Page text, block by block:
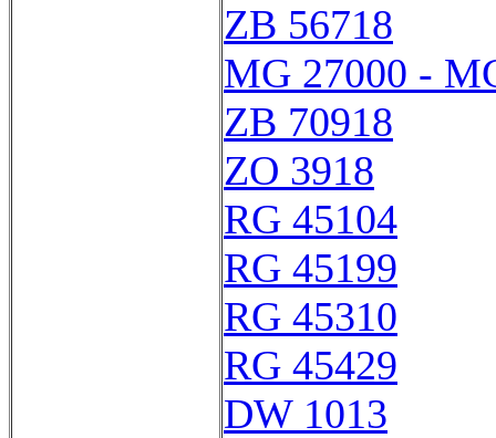
ZB 56718
MG 27000 -
ZB 70918
ZO 3918
RG 45104
RG 45199
RG 45310
RG 45429
DW 1013